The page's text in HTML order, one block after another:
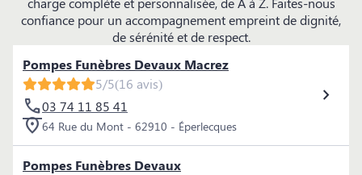
confiance pour un accompagnement empreint de dignité,
de sérénité et de respect.
Pompes Funèbres Devaux Macrez
5/5(16 avis)
03 74 11 85 41
64 Rue du Mont - 62910 - Éperlecques
Pompes Funèbres Devaux